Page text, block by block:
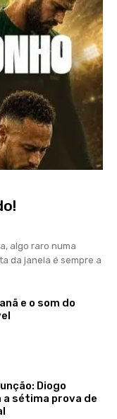
algo raro numa
da janela é sempre a
e o som do
Diogo
a sétima prova de